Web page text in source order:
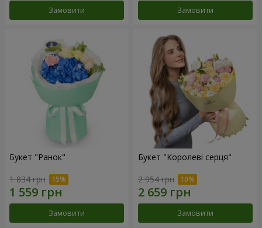
Замовити Замовити
Букет "Ранок"
1 834 грн
Замовити
Букет "Королеві серця"
2 954 грн
Замовити